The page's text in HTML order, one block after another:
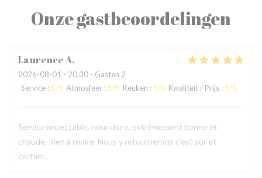
Onze gastbeoordelingen
LaurenceA
2026-08-01 - 20:30 - Gasten 2
Service : 5/5 Atmosfeer : 5/5 Keuken : 5/5 Kwaliteit / Prijs : 5/5
Service impeccable, nourriture, extrêmement bonne et
chaude. Rien à redire. Nous y retournerons c’est sûr et
certain.